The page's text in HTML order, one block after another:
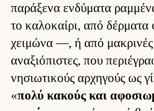
παράξενα εν­δύματα
το καλοκαί­ρι, από δέρ­ματα
χει­μώνα —, ή από
αναξιόπιστες, που
νησιω­τικούς αρ­χηγούς ως
«πολύ κακούς και